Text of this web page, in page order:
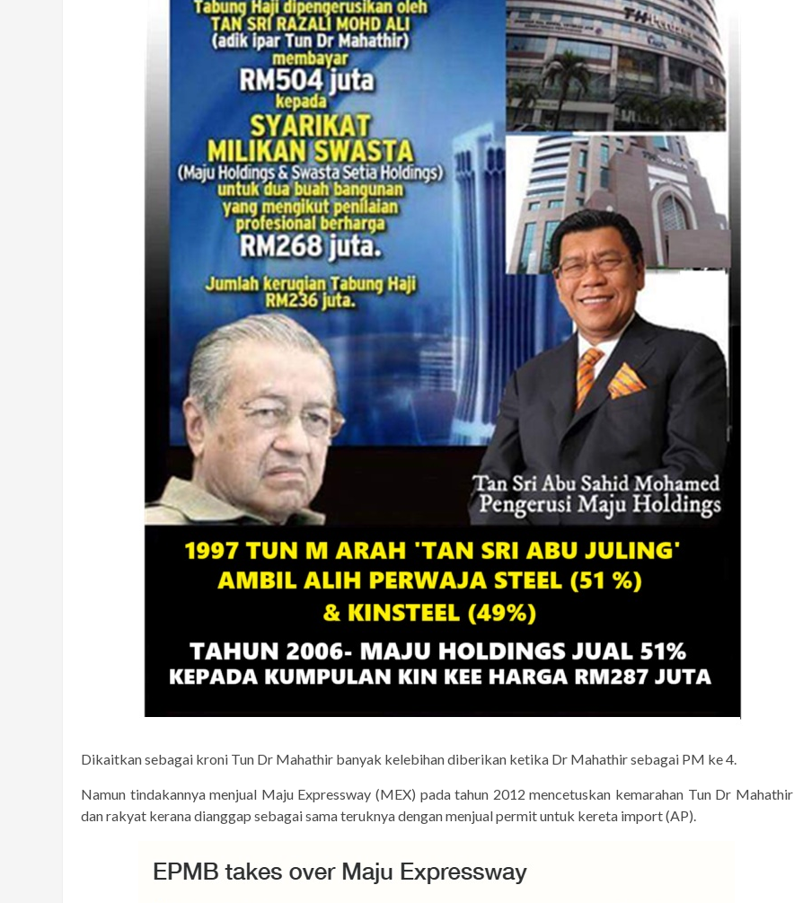
Dikaitkan sebagai kroni Tun Dr Mahathir banyak kelebihan diberikan ketika Dr Mahathir sebagai PM ke 4.
Namun tindakannya menjual Maju Expressway (MEX) pada tahun 2012 mencetuskan kemarahan Tun Dr Mahathir
dan rakyat kerana dianggap sebagai sama teruknya dengan menjual permit untuk kereta import (AP).